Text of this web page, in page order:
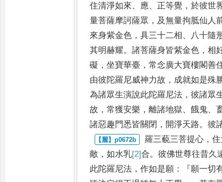
住清淨如來、 應、 正等覺 ，於彼世
量菩薩摩訶薩眾 ， 及無量拘胝仙人
來身紫金色 ，具三十二相、
八十隨
其明赫耀。諸菩薩身皆紫金色 ，相
礙 ，坐寶華臺 ，常念廣大寶樓閣善
由彼陀羅尼威神力故 ， 成就如是殊
為諸眾生演說此陀羅尼法 ，彼諸眾
故 ，常獲安樂 ，離諸地獄、餓鬼、
諸惡趣門悉皆關閉 ， 開淨天路。彼
羅三藐三菩提心 ，
敵 ，如水乳[2]合。彼佛世尊往昔久
此陀羅尼法 ，作如是願 ：『願一切